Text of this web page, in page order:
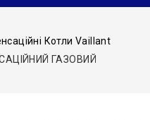
Котли Vaillant
ГАЗОВИЙ